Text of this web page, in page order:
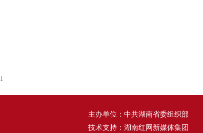
1
主办单位：中共湖南省委组织部
技术支持：湖南红网新媒体集团